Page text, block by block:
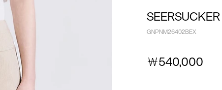
GNPNM26402BEX
￦540,000